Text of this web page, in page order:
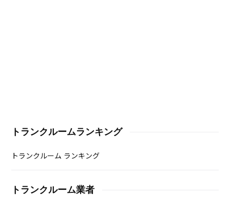
トランクルームランキング
トランクルーム ランキング
トランクルーム業者